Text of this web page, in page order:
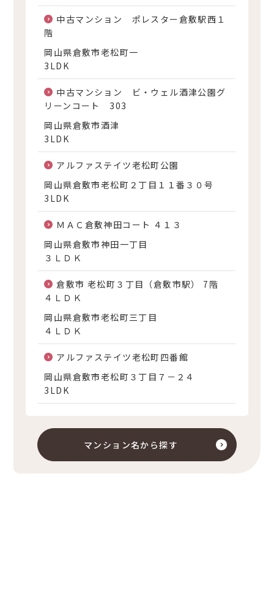
中古マンション ポレスター倉敷駅西１
階
岡山県倉敷市老松町一
3LDK
中古マンション ビ・ウェル酒津公園グ
リーンコート 303
岡山県倉敷市酒津
3LDK
アルファステイツ老松町公園
岡山県倉敷市老松町２丁目１１番３０号
3LDK
ＭＡＣ倉敷神田コート ４１３
岡山県倉敷市神田一丁目
３ＬＤＫ
倉敷市 老松町３丁目（倉敷市駅） 7階
４ＬＤＫ
岡山県倉敷市老松町三丁目
４ＬＤＫ
アルファステイツ老松町四番館
岡山県倉敷市老松町３丁目７－２４
3LDK
マンション名から探す